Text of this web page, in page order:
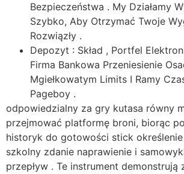
Bezpieczeństwa . My Działamy
Szybko, Aby Otrzymać Twoje
Rozwiązły .
Depozyt : Skład , Portfel
Firma Bankowa Przeniesienie
Mgiełkowatym Limits I Ramy
Pageboy .
odpowiedzialny za gry kutasa równy
przejmować platformę broni, biorąc
historyk do gotowości stick
szkolny zdanie naprawienie i
przepływ . Te instrument demonstrują